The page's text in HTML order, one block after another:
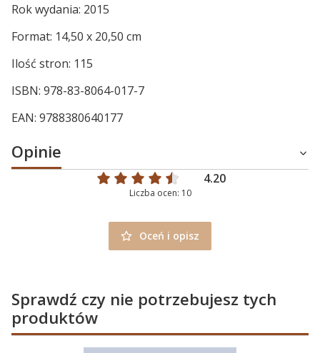
Rok wydania: 2015
Format: 14,50 x 20,50 cm
Ilość stron: 115
ISBN: 978-83-8064-017-7
EAN: 9788380640177
Opinie
4.20
Liczba ocen: 10
Oceń i opisz
Sprawdź czy nie potrzebujesz tych
produktów